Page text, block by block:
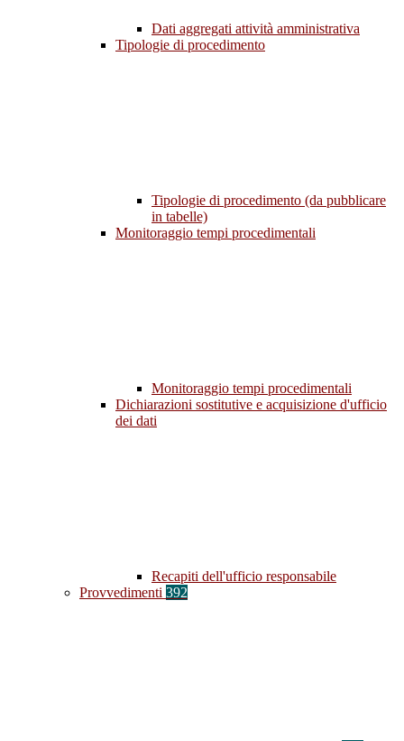
Dati aggregati attività amministrativa
Tipologie di procedimento
Tipologie di procedimento (da pubblicare
in tabelle)
Monitoraggio tempi procedimentali
Monitoraggio tempi procedimentali
Dichiarazioni sostitutive e acquisizione d'ufficio
dei dati
Recapiti dell'ufficio responsabile
Provvedimenti 392